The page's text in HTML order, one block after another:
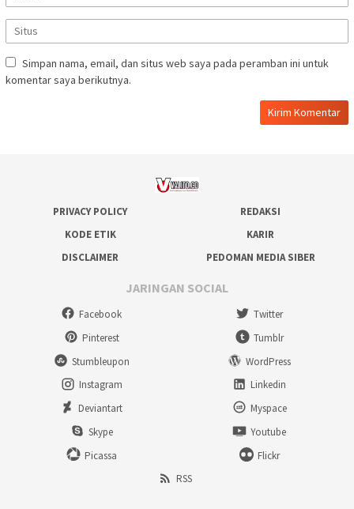
Simpan nama, email, dan situs web saya pada peramban ini untuk
komentar saya berikutnya.
PRIVACY POLICY
REDAKSI
KODE ETIK
KARIR
DISCLAIMER
PEDOMAN MEDIA SIBER
JARINGAN SOCIAL
Facebook
Twitter
Pinterest
Tumblr
Stumbleupon
WordPress
Instagram
Linkedin
Deviantart
Myspace
Skype
Youtube
Picassa
Flickr
RSS